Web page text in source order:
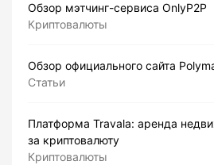
Обзор мэтчинг-сервиса OnlyP2P
Криптовалюты
Обзор официального сайта
Статьи
Платформа Travala: аренда
за криптовалюту
Криптовалюты